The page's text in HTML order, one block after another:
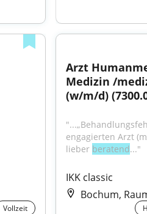
Vollzeit
Arzt
Medizin /
(w/m/d)
engagierten Arzt
lieber beratend..."
IKK classic
Bochum,